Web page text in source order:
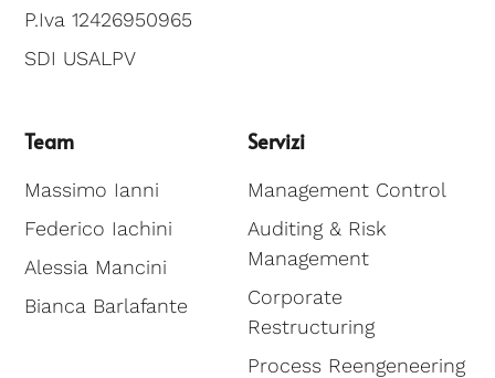
Servizi
Management Control
Auditing & Risk
Management
Corporate
Restructuring
Process Reengeneering
Team
Massimo Ianni
Federico Iachini
Alessia Mancini
Bianca Barlafante
P.Iva 12426950965
SDI USALPV